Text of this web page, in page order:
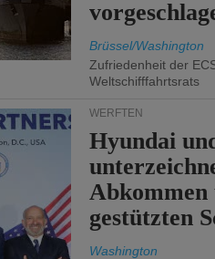
Brüssel/Washington
Zufriedenheit der
Weltschifffahrtsrats
WERFTEN
Hyundai
gestützten
Washington